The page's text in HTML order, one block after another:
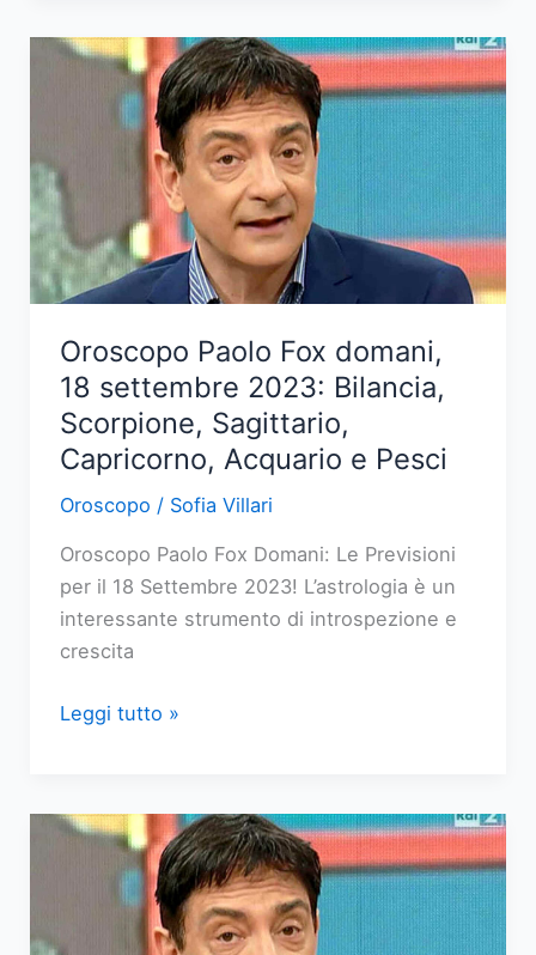
domani,
19
settembre
Toro,
Gemelli,
Cancro,
Leone
Vergine
Oroscopo Paolo Fox domani,
18 settembre 2023: Bilancia,
Scorpione, Sagittario,
Capricorno, Acquario e Pesci
Oroscopo / Sofia Villari
Oroscopo Paolo Fox Domani: Le Previsioni
per il 18 Settembre 2023! L’astrologia è un
interessante strumento di introspezione e
crescita
Oroscopo
domani,
18
settembre
Leggi tutto »